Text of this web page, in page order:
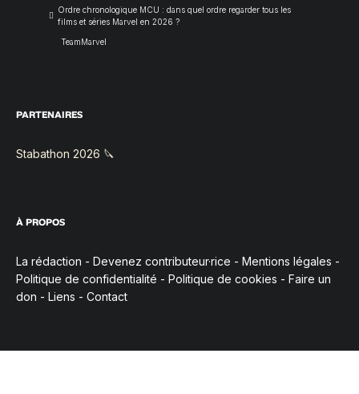
Ordre chronologique MCU : dans quel ordre regarder tous les
films et séries Marvel en 2026 ?
TeamMarvel
PARTENAIRES
Stabathon 2026 🔪
À PROPOS
La rédaction - Devenez contributeur·rice - Mentions légales -
Politique de confidentialité - Politique de cookies - Faire un
don - Liens - Contact